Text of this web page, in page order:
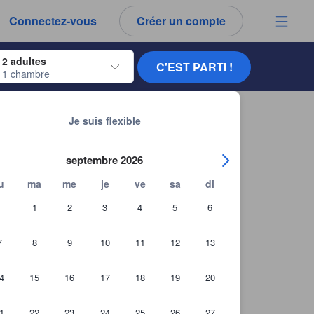
Connectez-vous Créer un compte
naviguer, appuyez sur Entrée pour sélectionner.
2 adultes
1 chambre
de dates. Utilisez les flèches du clavier pour naviguer entre les
Je suis flexible
septembre 2026
ma me je ve sa di
1 2 3 4 5 6
8 9 10 11 12 13
15 16 17 18 19 20
C'EST PARTI !
et tous les commentaires que vous voyez sont authentiques.